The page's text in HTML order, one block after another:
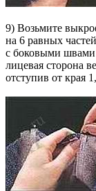
9) Возьмите
на 6 равных
с боковыми
лицевая сторона
отступив от края